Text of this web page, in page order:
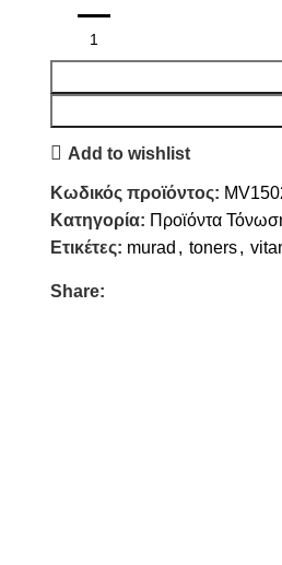
Add to wishlist
Κωδικός προϊόντος:
Κατηγορία: Προϊόντα
Ετικέτες: murad , toners,
Share: